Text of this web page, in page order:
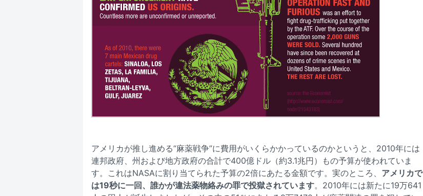
アメリカが推し進める“麻薬戦争”に費用がいくらかかっているのかというと、2010年には
連邦政府、州および地方政府の合計で400億ドル（約3.1兆円）もの予算が使われていま
す。これはNASAに割り当てられた予算の2倍にあたる金額です。実のところ、 アメリカで
は19秒に一回、誰かが違法薬物絡みの罪で投獄されています。2010年には新たに19万641